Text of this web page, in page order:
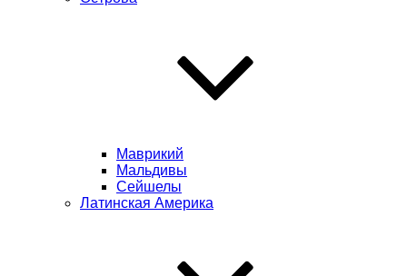
Маврикий
Мальдивы
Сейшелы
Латинская Америка